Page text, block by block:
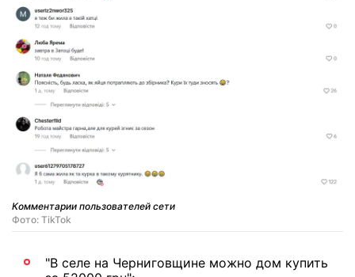
Комментарии пользователей сети
Фото: TikTok
"В селе на Черниговщине можно дом купить